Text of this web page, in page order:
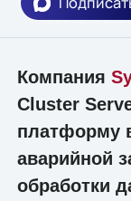
Компания
Cluster
платформу
аварийной
обработки